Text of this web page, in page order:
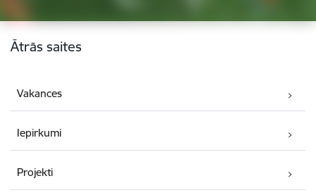
Kājene
Ātrās saites
Vakances
Iepirkumi
Projekti